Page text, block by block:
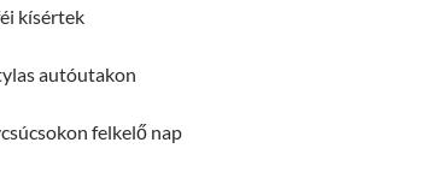
kísértek
autóutakon
felkelő nap